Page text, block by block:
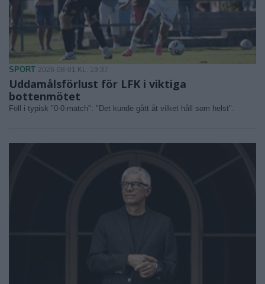
SPORT 2026-08-01 KL. 19:37
Uddamålsförlust för LFK i viktiga
bottenmötet
Föll i typisk "0-0-match": "Det kunde gått åt vilket håll som helst".